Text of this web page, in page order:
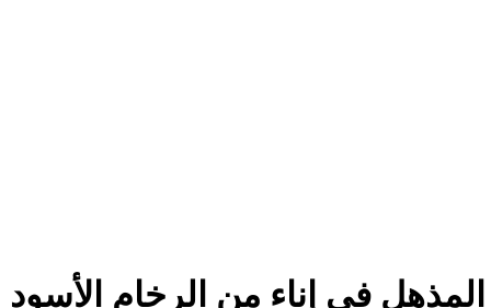
المذهل في إناء من الرخام الأسود